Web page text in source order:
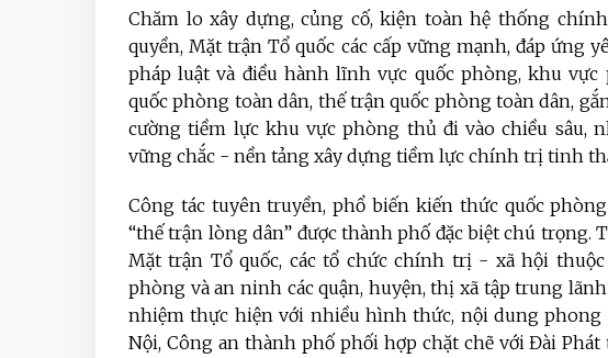
Chăm lo xây dựng, củng cố, kiện toàn hệ thống
quyền, Mặt trận Tổ quốc các cấp vững mạnh, đáp ứng
pháp luật và điều hành lĩnh vực quốc phòng, khu
quốc phòng toàn dân, thế trận quốc phòng toàn dân,
cường tiềm lực khu vực phòng thủ đi vào chiều sâu,
vững chắc - nền tảng xây dựng tiềm lực chính trị tinh
Công tác tuyên truyền, phổ biến kiến thức quốc
“thế trận lòng dân” được thành phố đặc biệt chú trọng.
Mặt trận Tổ quốc, các tổ chức chính trị - xã hội
phòng và an ninh các quận, huyện, thị xã tập trung
nhiệm thực hiện với nhiều hình thức, nội dung phong
Nội, Công an thành phố phối hợp chặt chẽ với Đài